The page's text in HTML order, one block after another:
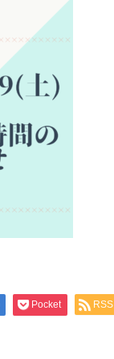
Pocket RSS